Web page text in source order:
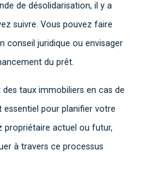
de désolidarisation, il y a
suivre. Vous pouvez faire
conseil juridique ou envisager
du prêt.
taux immobiliers en cas de
pour planifier votre
propriétaire actuel ou futur,
à travers ce processus